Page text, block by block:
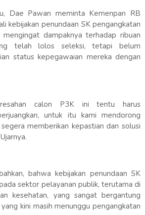
Dae Pawan meminta Kemenpan RB
kebijakan penundaan SK pengangkatan
dampaknya terhadap ribuan
telah lolos seleksi, tetapi belum
status kepegawaian mereka dengan
calon P3K ini tentu harus
untuk itu kami mendorong
memberikan kepastian dan solusi
bahwa kebijakan penundaan SK
sektor pelayanan publik, terutama di
kesehatan, yang sangat bergantung
kini masih menunggu pengangkatan